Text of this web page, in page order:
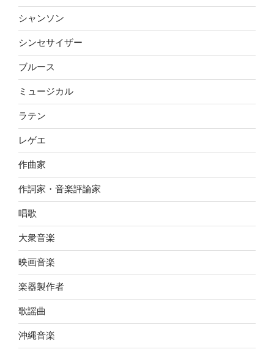
シャンソン
シンセサイザー
ブルース
ミュージカル
ラテン
レゲエ
作曲家
作詞家・音楽評論家
唱歌
大衆音楽
映画音楽
楽器製作者
歌謡曲
沖縄音楽